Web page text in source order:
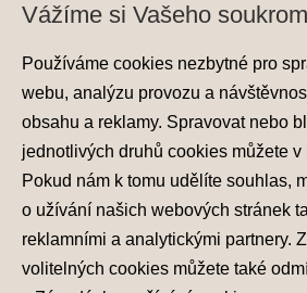
© 2026 Hyundai Motor
Ochrana osobních
Nastavení cookies
Vážíme si Vašeho
Používáme cookies nezbytné pro
webu, analýzu provozu a
obsahu a reklamy. Spravovat nebo
jednotlivých druhů cookies můžete v
Pokud nám k tomu udělíte souhlas,
o užívání našich webových stránek
reklamními a analytickými partnery.
volitelných cookies můžete také